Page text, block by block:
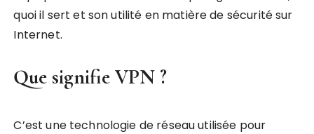
quoi il sert et son utilité en matière de sécurité sur
Internet.
Que signifie VPN ?
C’est une technologie de réseau utilisée pour